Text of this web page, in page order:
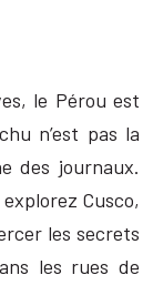
le Pérou est
n’est pas la
des journaux.
Cusco,
les secrets
les rues de